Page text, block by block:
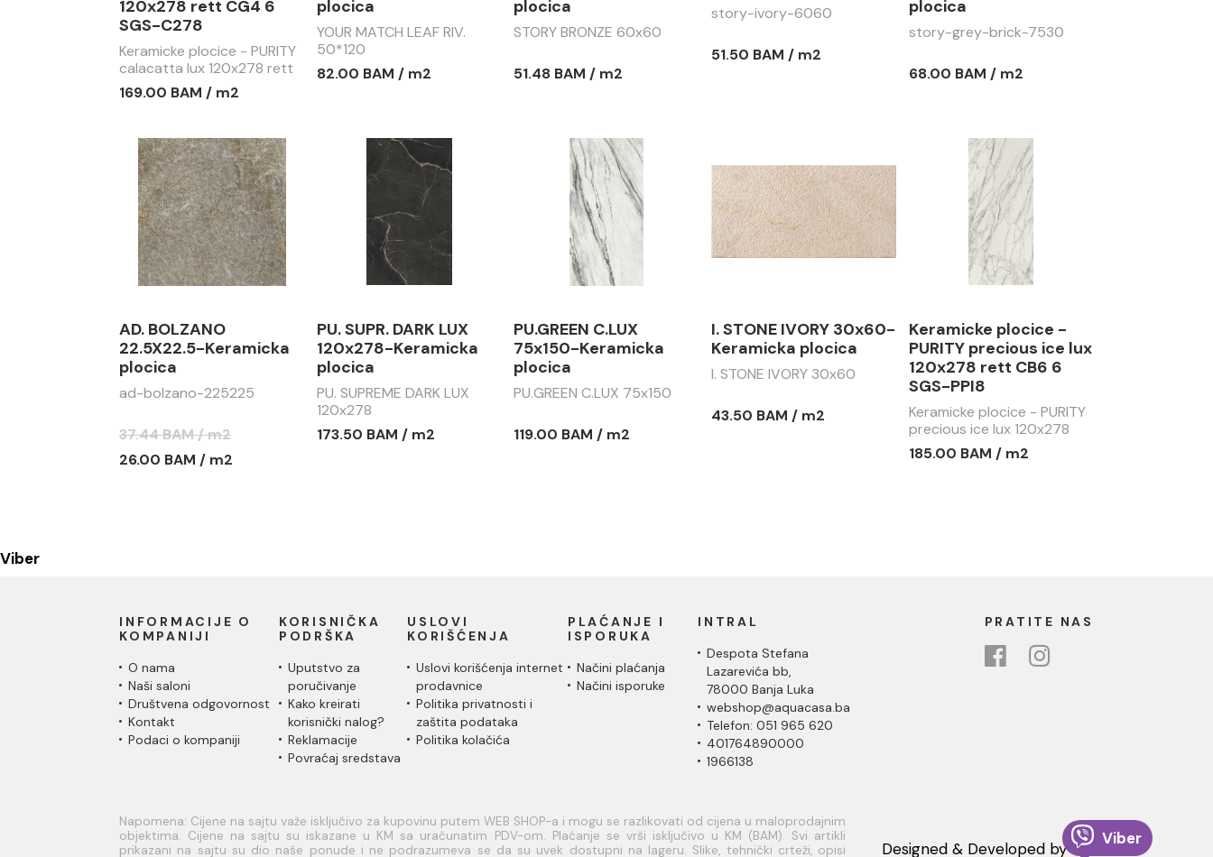
120x278 rett CG4 6
SGS-C278
Keramicke plocice - PURITY
calacatta lux 120x278 rett
CG4 6 SGS-C278
169.00 BAM / m2
plocica
YOUR MATCH LEAF RIV.
50*120
82.00 BAM / m2
plocica
STORY BRONZE 60x60
51.48 BAM / m2
story-ivory-6060
51.50 BAM / m2
plocica
story-grey-brick-7530
68.00 BAM / m2
AD. BOLZANO
22.5X22.5-Keramicka
plocica
ad-bolzano-225225
37.44 BAM / m2
26.00 BAM / m2
PU. SUPR. DARK LUX
120x278-Keramicka
plocica
PU. SUPREME DARK LUX
120x278
173.50 BAM / m2
PU.GREEN C.LUX
75x150-Keramicka
plocica
PU.GREEN C.LUX 75x150
119.00 BAM / m2
I. STONE IVORY 30x60-
Keramicka plocica
I. STONE IVORY 30x60
43.50 BAM / m2
Keramicke plocice -
PURITY precious ice lux
120x278 rett CB6 6
SGS-PPI8
Keramicke plocice - PURITY
precious ice lux 120x278
rett CB6 6 SGS-PPI8
185.00 BAM / m2
Viber
Viber
INFORMACIJE O
KOMPANIJI
O nama
Naši saloni
Društvena odgovornost
Kontakt
Podaci o kompaniji
KORISNIČKA
PODRŠKA
Uputstvo za
poručivanje
Kako kreirati
korisnički nalog?
Reklamacije
Povraćaj sredstava
USLOVI
KORIŠĆENJA
Uslovi korišćenja internet
prodavnice
Politika privatnosti i
zaštita podataka
Politika kolačića
PLAĆANJE I
ISPORUKA
Načini plaćanja
Načini isporuke
INTRAL
Despota Stefana
Lazarevića bb,
78000 Banja Luka
webshop@aquacasa.ba
Telefon: 051 965 620
401764890000
1966138
PRATITE NAS
Napomena: Cijene na sajtu važe isključivo za kupovinu putem WEB SHOP-a i mogu se razlikovati od cijena u maloprodajnim
objektima. Cijene na sajtu su iskazane u KM sa uračunatim PDV-om. Plaćanje se vrši isključivo u KM (BAM). Svi artikli
prikazani na sajtu su dio naše ponude i ne podrazumeva se da su uvek dostupni na lageru. Slike, tehnički crteži, opisi
Designed & Developed by